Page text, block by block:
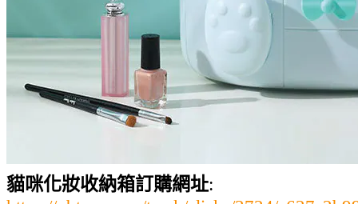
貓咪化妝收納箱訂購網址: